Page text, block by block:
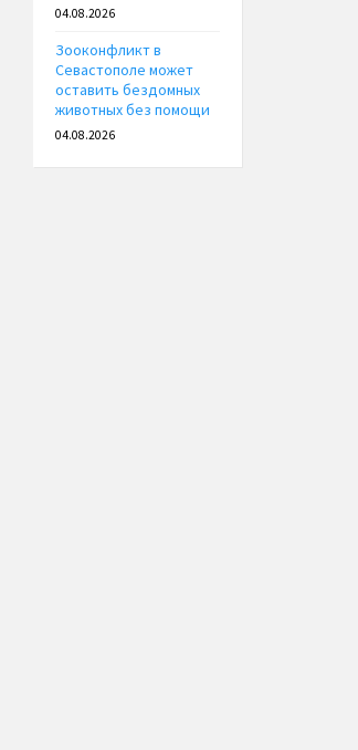
04.08.2026
Зооконфликт в
Севастополе может
оставить бездомных
животных без помощи
04.08.2026